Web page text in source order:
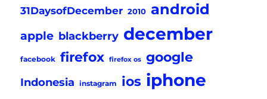
31DaysofDecember 2010 android
apple blackberry december
facebook firefox firefox os google
Indonesia instagram ios iphone